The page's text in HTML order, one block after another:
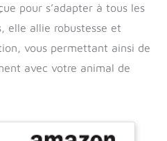
pour s’adapter à tous les
elle allie robustesse et
vous permettant ainsi de
avec votre animal de